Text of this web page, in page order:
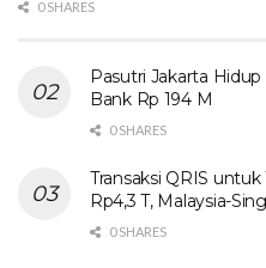
0 SHARES
Pasutri Jakarta
Bank Rp 194 M
0 SHARES
Transaksi QRIS
Rp4,3 T, Malaysia-
0 SHARES